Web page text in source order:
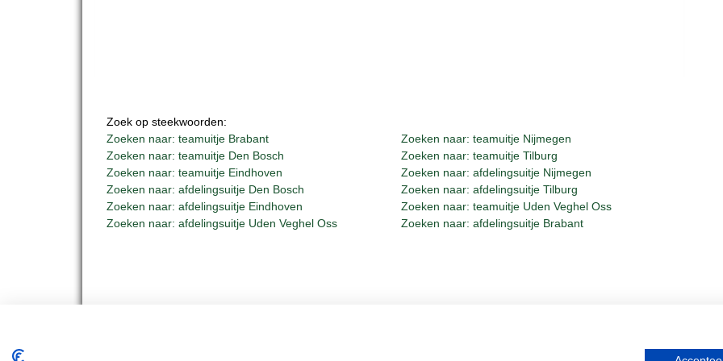
Zoek op steekwoorden:
Zoeken naar: teamuitje Brabant
Zoeken naar: teamuitje Nijmegen
Zoeken naar: teamuitje Den Bosch
Zoeken naar: teamuitje Tilburg
Zoeken naar: teamuitje Eindhoven
Zoeken naar: afdelingsuitje Nijmegen
Zoeken naar: afdelingsuitje Den Bosch
Zoeken naar: afdelingsuitje Tilburg
Zoeken naar: afdelingsuitje Eindhoven
Zoeken naar: teamuitje Uden Veghel Oss
Zoeken naar: afdelingsuitje Uden Veghel Oss
Zoeken naar: afdelingsuitje Brabant